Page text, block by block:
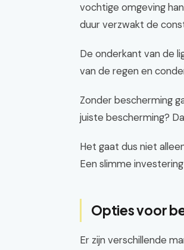
vochtige omgeving
duur verzwakt de
De onderkant van de
van de regen en
Zonder bescherming
juiste bescherming?
Het gaat dus niet
Een slimme
Opties voor
Er zijn verschillende